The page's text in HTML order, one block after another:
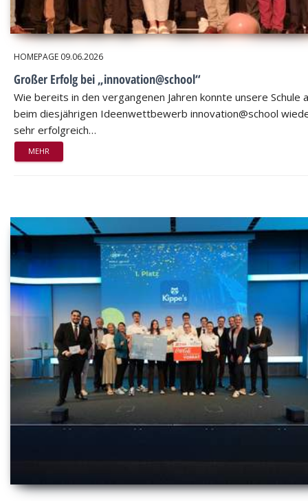
HOMEPAGE 09.06.2026
Großer Erfolg bei „innovation@school“
Wie bereits in den vergangenen Jahren konnte unsere Schule
beim diesjährigen Ideenwettbewerb innovation@school
sehr erfolgreich…
MEHR